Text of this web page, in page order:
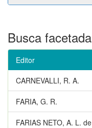
Busca facetada
Editor
CARNEVALLI, R. A.
FARIA, G. R.
FARIAS NETO, A. L. de